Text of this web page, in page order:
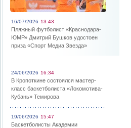
16/07/2026 13:43
Пляжный футболист «Краснодара-
ЮМР» Дмитрий Бушков удостоен
приза «Спорт Медиа Звезда»
24/06/2026 16:34
В Кропоткине состоялся мастер-
класс баскетболиста «Локомотива-
Кубань» Темирова
19/06/2026 15:47
Баскетболисты Академии